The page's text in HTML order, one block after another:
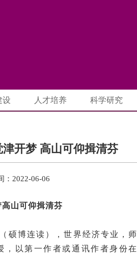
设 人才培养 科学研究
开梦 高山可仰揖清芬
：2022-06-06
山可仰揖清芬
硕博连读），世界经济专业，师
，以第一作者或通讯作者身份在